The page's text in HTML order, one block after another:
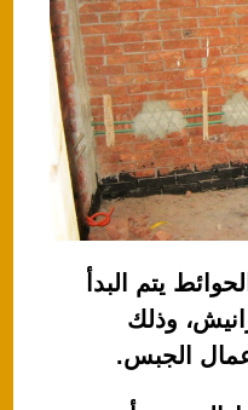
يتم البدأ
وذلك
الجبس.